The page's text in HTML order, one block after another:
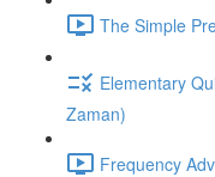
The Simple
Elementary
Zaman)
Frequency